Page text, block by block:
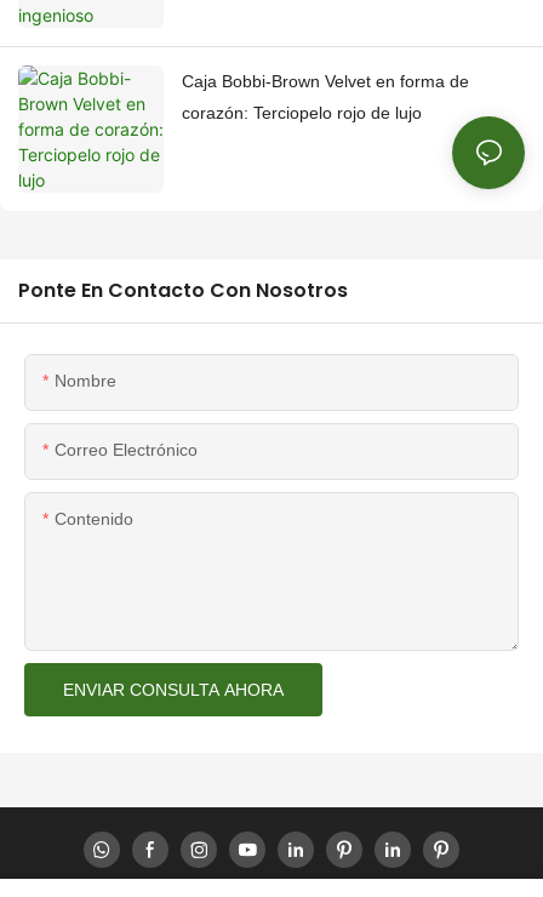
Caja Bobbi-Brown Velvet en forma de
corazón: Terciopelo rojo de lujo
Ponte En Contacto Con Nosotros
Nombre
Correo Electrónico
Contenido
ENVIAR CONSULTA AHORA